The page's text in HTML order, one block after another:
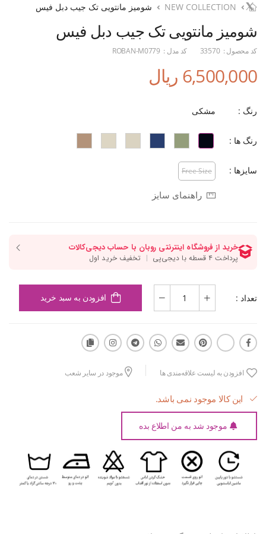
NEW COLLECTION شومیز مانتویی تک جیب دبل فیس
شومیز مانتویی تک جیب دبل فیس
کد محصول : 33570 کد مدل : ROBAN-M0779
6,500,000 ریال
رنگ : مشکی
رنگ ها :
سایزها : Free Size
راهنمای سایز
تعداد : افزودن به سبد خرید
افزودن به لیست علاقه‌مندی ها موجود در سایر شعب
این کالا موجود نمی باشد.
موجود شد به من اطلاع بده